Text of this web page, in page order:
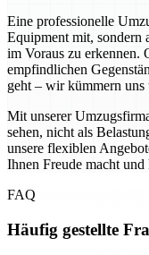
Eine professionelle
Equipment mit, sondern
im Voraus zu erkennen.
empfindlichen
geht – wir kümmern uns
Mit unserer
sehen, nicht als
unsere flexiblen
Ihnen Freude macht und
FAQ
Häufig gestellte